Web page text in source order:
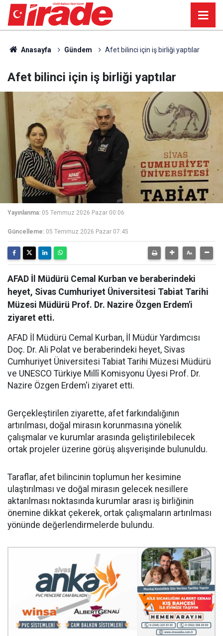
Anasayfa Gündem Afet bilinci için iş birliği yaptılar
Afet bilinci için iş birliği yaptılar
Yayınlanma: 05 Temmuz 2026 Pazar 00:06
Güncelleme: 05 Temmuz 2026 Pazar 07:45
AFAD İl Müdürü Cemal Kurban ve beraberindeki
heyet, Sivas Cumhuriyet Üniversitesi Tabiat Tarihi
Müzesi Müdürü Prof. Dr. Nazire Özgen Erdem'i
ziyaret etti.
AFAD İl Müdürü Cemal Kurban, İl Müdür Yardımcısı
Doç. Dr. Ali Polat ve beraberindeki heyet, Sivas
Cumhuriyet Üniversitesi Tabiat Tarihi Müzesi Müdürü
ve UNESCO Türkiye Millî Komisyonu Üyesi Prof. Dr.
Nazire Özgen Erdem'i ziyaret etti.
Gerçekleştirilen ziyarette, afet farkındalığının
artırılması, doğal mirasın korunmasına yönelik
çalışmalar ve kurumlar arasında geliştirilebilecek
ortak projeler üzerine görüş alışverişinde bulunuldu.
Taraflar, afet bilincinin toplumun her kesimine
ulaştırılması ve doğal mirasın gelecek nesillere
aktarılması noktasında kurumlar arası iş birliğinin
önemine dikkat çekerek, ortak çalışmaların artırılması
yönünde değerlendirmelerde bulundu.